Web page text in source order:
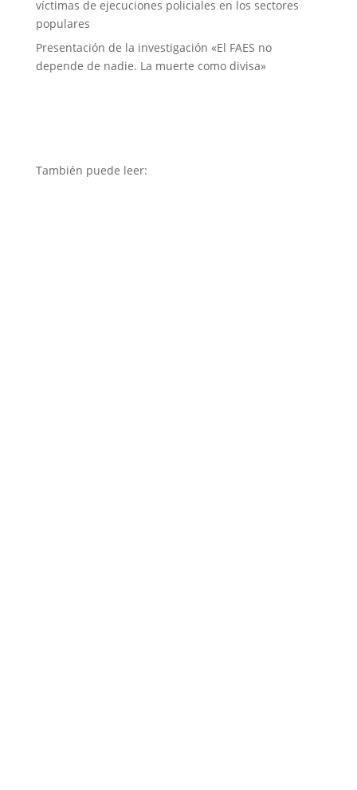
víctimas de ejecuciones policiales en los sectores
populares
Presentación de la investigación «El FAES no
depende de nadie. La muerte como divisa»
También puede leer: